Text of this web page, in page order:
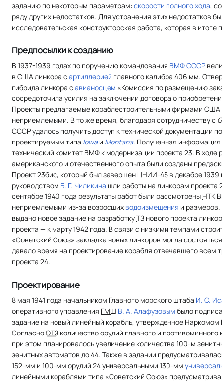
заданию по некоторым параметрам: скорости полного хода,
ряду других недостатков. Для устранения этих недостатков
исследовательская конструкторская работа, которая в
Предпосылки к созданию
В 1937-1939 годах по поручению командования ВМФ СССР
в США линкора с артиллерией главного калибра 406 мм.
гибрида линкора с авианосцем «Комиссия по размещению
сосредоточила усилия на заключении договора о
Проекты предлагаемые кораблестроительными фирмами США
неприемлемыми. В то же время, благодаря сотрудничеству с
СССР удалось получить доступ к технической документации
проектируемым типа Iowaи Montana. Полученная
технический комитет ВМФ к модернизации проекта 23. В ходе
американского и отечественного опыта были созданы
Проект 23бис, который был завершен ЦНИИ-45 в декабре
руководством Б. Г. Чиликина шли работы на линкорам
сентябре 1940 года результаты работ были рассмотрены НТК
неприемлемыми из-за возросших водоизмещения и
выдано новое задание на разработкуТЗ нового проекта
проекта — к марту 1942 года. В связи с низкими темпами
«Советский Союз» закладка новых линкоров могла
давало время на проектирование корабля отвечавшего
проекта 24.
Проектирование
8 мая 1941 года начальником Главного морского штаба И. С.
оперативного управления ГМШ В. А. Алафузовым было
задание на новый линейный корабль, утвержденное
СогласноОТЗ количество орудий главного и
при этом планировалось увеличение количества 100-м
зенитных автоматов до 44. Также в задании
152-мм и 100-мм орудий 24 универсальными 130-мм
линейными кораблями типа «Советский Союз»